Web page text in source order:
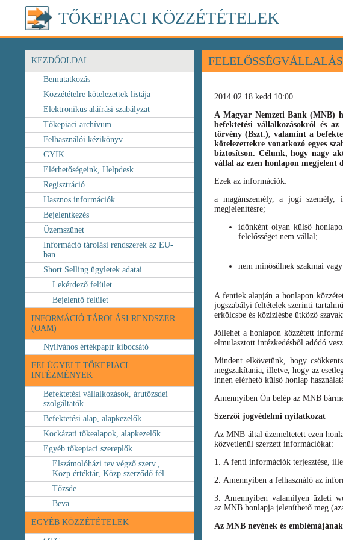
TŐKEPIACI KÖZZÉTÉTELEK
KEZDŐOLDAL
Bemutatkozás
Közzétételre kötelezettek listája
Elektronikus aláírási szabályzat
Tőkepiaci archívum
Felhasználói kézikönyv
GYIK
Elérhetőségeink, Helpdesk
Regisztráció
Hasznos információk
Bejelentkezés
Üzemszünet
Információ tárolási rendszerek az EU-
ban
Short Selling ügyletek adatai
Lekérdező felület
Bejelentő felület
INFORMÁCIÓ TÁROLÁSI RENDSZER
(OAM)
Nyilvános értékpapír kibocsátó
FELÜGYELT TŐKEPIACI
INTÉZMÉNYEK
Befektetési vállalkozások, árutőzsdei
szolgáltatók
Befektetési alap, alapkezelők
Kockázati tőkealapok, alapkezelők
Egyéb tőkepiaci szereplők
Elszámolóházi tev.végző szerv.,
Közp.értéktár, Közp.szerződő fél
Tőzsde
Beva
EGYÉB KÖZZÉTÉTELEK
2014.02.18.kedd 10:00
A Magyar Nemzeti Bank (MNB)
befektetési vállalkozásokról és
törvény(Bszt.), valaminta
kötelezettekre vonatkozó egyes
biztosítson. Célunk, hogy nagy
vállal az ezen honlapon
Ezek az információk:
a magánszemély, a jogi személy,
megjelenítésre;
időnként olyan külső
felelősséget nem vállal;
nem minősülnek szakmai
A fentiek alapján a honlapon
jogszabályi feltételek szerinti
erkölcsbe és közízlésbe ütköző
Jóllehet a honlapon közzétett
elmulasztott intézkedésből adódó
Mindent elkövetünk, hogy
megszakítania, illetve, hogy az
innen elérhető külső honlap
Amennyiben Ön belép az MNB
Szerzői jogvédelmi nyilatkozat
Az MNB által üzemeltetett ezen
közvetlenül szerzett információkat:
1. A fenti információk terjesztése,
2. Amennyiben a felhasználó az
3. Amennyiben valamilyen üzleti
az MNB honlapja jeleníthető meg
Az MNB nevének és